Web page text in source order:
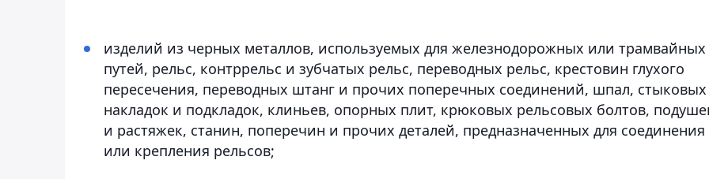
изделий из черных металлов, используемых для железнодорожных или трамвайных
путей, рельс, контррельс и зубчатых рельс, переводных рельс, крестовин глухого
пересечения, переводных штанг и прочих поперечных соединений, шпал, стыковых
накладок и подкладок, клиньев, опорных плит, крюковых рельсовых болтов,
и растяжек, станин, поперечин и прочих деталей, предназначенных для соединения
или крепления рельсов;